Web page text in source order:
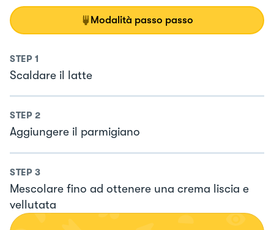
Modalità passo passo
STEP 1
Scaldare il latte
STEP 2
Aggiungere il parmigiano
STEP 3
Mescolare fino ad ottenere una crema liscia e
vellutata